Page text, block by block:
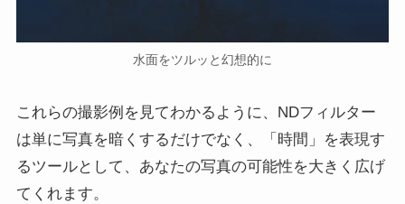
水面をツルッと幻想的に
これらの撮影例を見てわかるように、NDフィルター
は単に写真を暗くするだけでなく、「時間」を表現す
るツールとして、あなたの写真の可能性を大きく広げ
てくれます。